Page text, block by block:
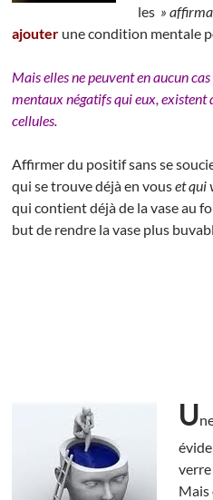
les »
ajouter une condition mentale
Mais elles ne peuvent en aucun
mentaux négatifs qui eux, existent
cellules.
Affirmer du positif sans se
qui se trouve déjà en vouset qui
qui contient déjà de la vase au
but de rendre la vase plus
U
verre
Mais